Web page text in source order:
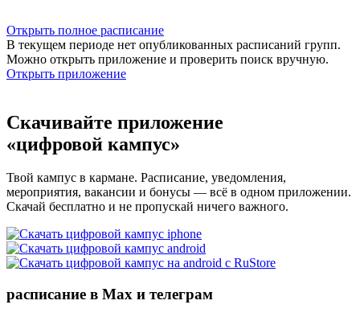
Открыть полное расписание
В текущем периоде нет опубликованных расписаний групп.
Можно открыть приложение и проверить поиск вручную.
Открыть приложение
Скачивайте приложение
«цифровой кампус»
Твой кампус в кармане. Расписание, уведомления,
мероприятия, вакансии и бонусы — всё в одном приложении.
Скачай бесплатно и не пропускай ничего важного.
расписание в Max и телеграм